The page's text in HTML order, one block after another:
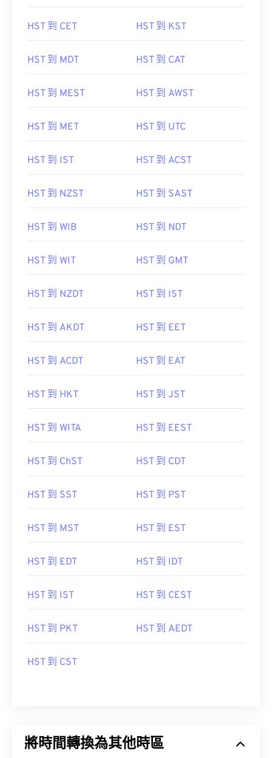
HST 到 CET HST 到 KST
HST 到 MDT HST 到 CAT
HST 到 MEST HST 到 AWST
HST 到 MET HST 到 UTC
HST 到 IST HST 到 ACST
HST 到 NZST HST 到 SAST
HST 到 WIB HST 到 NDT
HST 到 WIT HST 到 GMT
HST 到 NZDT HST 到 IST
HST 到 AKDT HST 到 EET
HST 到 ACDT HST 到 EAT
HST 到 HKT HST 到 JST
HST 到 WITA HST 到 EEST
HST 到 ChST HST 到 CDT
HST 到 SST HST 到 PST
HST 到 MST HST 到 EST
HST 到 EDT HST 到 IDT
HST 到 IST HST 到 CEST
HST 到 PKT HST 到 AEDT
HST 到 CST
將時間轉換為其他時區